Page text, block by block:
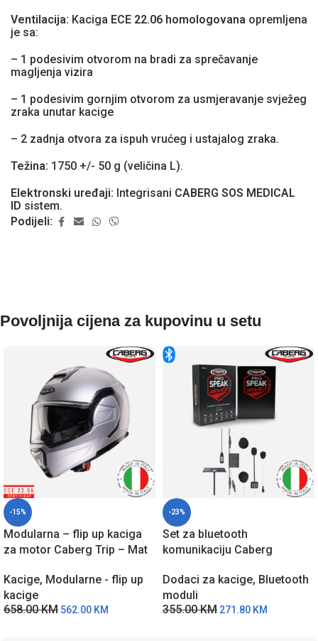
Ventilacija: Kaciga ECE 22.06 homologovana opremljena
je sa:
– 1 podesivim otvorom na bradi za sprečavanje
magljenja vizira
– 1 podesivim gornjim otvorom za usmjeravanje svježeg
zraka unutar kacige
– 2 zadnja otvora za ispuh vrućeg i ustajalog zraka.
Težina: 1750 +/- 50 g (veličina L).
Elektronski uređaji: Integrisani CABERG SOS MEDICAL
ID sistem.
Podijeli:
Povoljnija cijena za kupovinu u setu
-15%
Modularna – flip up kaciga
za motor Caberg Trip – Mat
Kacige, Modularne - flip up
kacige
658.00KM 562.00 KM
-23%
Set za bluetooth
komunikaciju Caberg
Dodaci za kacige, Bluetooth
moduli
355.00KM 271.80 KM